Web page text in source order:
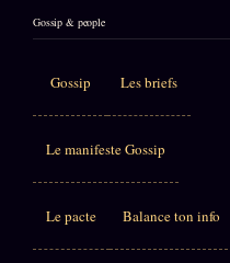
Gossip & people
Gossip Les briefs
Le manifeste Gossip
Le pacte Balance ton info